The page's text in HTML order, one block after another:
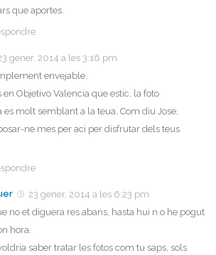
que aportes.
gener, 2014 a les 3:16 pm
envejable.
en Objetivo Valencia que estic, la foto
es molt semblant a la teua. Com diu Jose,
ne mes per aci per disfrutar dels teus
23 gener, 2014 a les 6:23 pm
no et diguera res abans, hasta hui n o he pogut
hora.
saber tratar les fotos com tu saps, sols